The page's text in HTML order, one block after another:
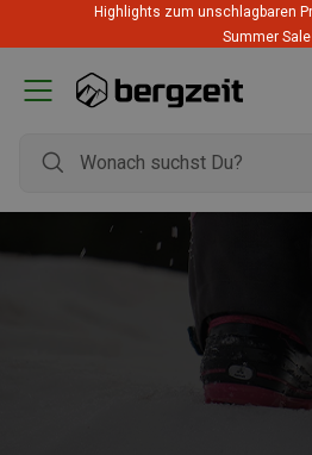
Highlights zum unschlagbaren
Summer Sale